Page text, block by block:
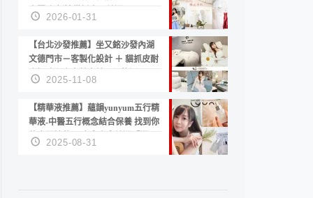
套服務 新娘備婚省心首選！
2026-01-31
【台北沙發推薦】坐又銘沙發內湖
文德門市－客製化設計 ＋ 貓抓皮耐
磨好清潔｜直營直銷、價格透明
高CP值打造夢想居家風格
2025-11-08
【精華液推薦】蘊韻yunyum五行精
華液-中醫五行概念結合保養 找到你
的專屬精華！ 水㊀土㊀就選「潤・
賦精華」維持肌膚剛剛好的平衡
2025-08-31